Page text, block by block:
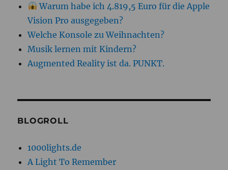
Warum habe ich 4.819,5 Euro für die Apple
Vision Pro ausgegeben?
Welche Konsole zu Weihnachten?
Musik lernen mit Kindern?
Augmented Reality ist da. PUNKT.
BLOGROLL
1000lights.de
A Light To Remember